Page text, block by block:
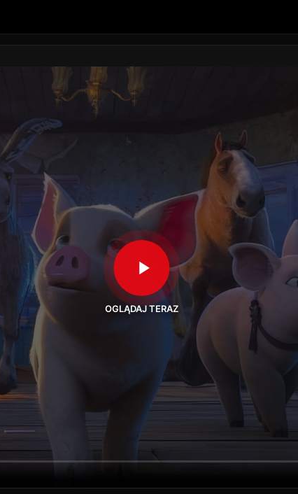
OGLĄDAJ TERAZ